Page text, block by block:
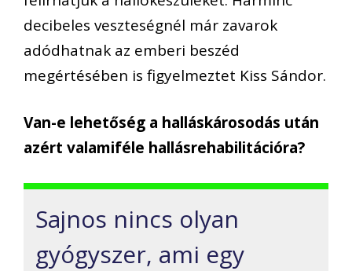
decibeles veszteségnél már zavarok
adódhatnak az emberi beszéd
megértésében is figyelmeztet Kiss Sándor.
Van-e lehetőség a halláskárosodás után
azért valamiféle hallásrehabilitációra?
Sajnos nincs olyan
gyógyszer, ami egy